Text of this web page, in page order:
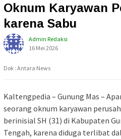
Oknum Karyawan
karena Sabu
Admin Redaksi
16 Mei 2026
Dok : Antara News
Kaltengpedia – Gunung Mas –
seorang oknum karyawan
berinisial SH (31) di Kabupaten
Tengah, karena diduga terlibat